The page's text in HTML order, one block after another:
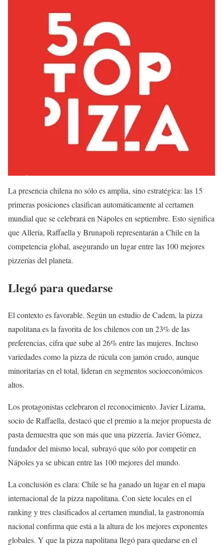
La presencia chilena no sólo es amplia, sino estratégica: las 15
primeras posiciones clasifican automáticamente al certamen
mundial que se celebrará en Nápoles en septiembre. Esto significa
que Allería, Raffaella y Brunapoli representarán a Chile en la
competencia global, asegurando un lugar entre las 100 mejores
pizzerías del planeta.
Llegó para quedarse
El contexto es favorable. Según un estudio de Cadem, la pizza
napolitana es la favorita de los chilenos con un 23% de las
preferencias, cifra que sube al 26% entre las mujeres. Incluso
variedades como la pizza de rúcula con jamón crudo, aunque
minoritarias en el total, lideran en segmentos socioeconómicos
altos.
Los protagonistas celebraron el reconocimiento. Javier Lizama,
socio de Raffaella, destacó que el premio a la mejor propuesta de
pasta demuestra que son más que una pizzería. Javier Gómez,
fundador del mismo local, subrayó que sólo por competir en
Nápoles ya se ubican entre las 100 mejores del mundo.
La conclusión es clara: Chile se ha ganado un lugar en el mapa
internacional de la pizza napolitana. Con siete locales en el
ranking y tres clasificados al certamen mundial, la gastronomía
nacional confirma que está a la altura de los mejores exponentes
globales. Y que la pizza napolitana llegó para quedarse en el